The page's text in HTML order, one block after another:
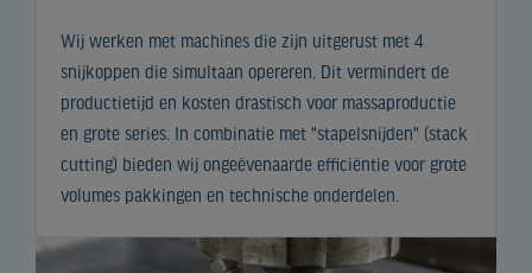
Wij werken met machines die zijn uitgerust met 4
snijkoppen die simultaan opereren. Dit vermindert de
productietijd en kosten drastisch voor massaproductie
en grote series. In combinatie met "stapelsnijden" (stack
cutting) bieden wij ongeëvenaarde efficiëntie voor grote
volumes pakkingen en technische onderdelen.